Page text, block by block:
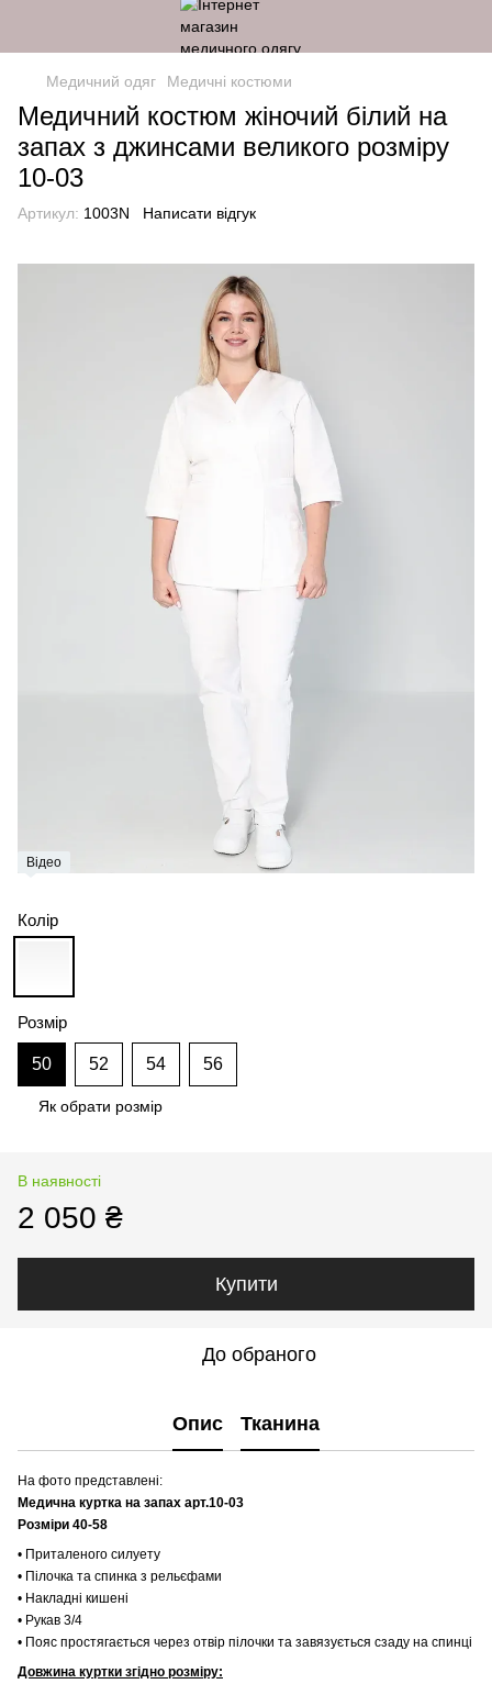
Медичний одяг Медичні костюми
Медичний костюм жіночий білий на
запах з джинсами великого розміру
10-03
Артикул: 1003N Написати відгук
Відео
Колір
Розмір
50 52 54 56
Як обрати розмір
В наявності
2 050 ₴
Купити
До обраного
Опис Тканина
На фото представлені:
Медична куртка на запах арт.10-03
Розміри 40-58
• Приталеного силуету
• Пілочка та спинка з рельєфами
• Накладні кишені
• Рукав 3/4
• Пояс простягається через отвір пілочки та завязується сзаду на спинці
Довжина куртки згідно розміру: